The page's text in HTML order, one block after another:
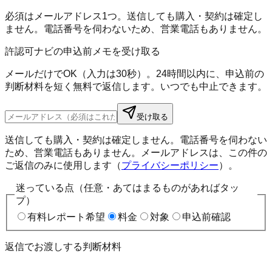
必須はメールアドレス1つ。送信しても購入・契約は確定し
ません。電話番号を伺わないため、営業電話もありません。
許認可ナビの申込前メモを受け取る
メールだけでOK（入力は30秒）。24時間以内に、申込前の
判断材料を短く無料で返信します。いつでも中止できます。
受け取る
送信しても購入・契約は確定しません。電話番号を伺わない
ため、営業電話もありません。メールアドレスは、この件の
ご返信のみに使用します（プライバシーポリシー）。
迷っている点（任意・あてはまるものがあればタッ
プ）
有料レポート希望
料金 対象 申込前確認
返信でお渡しする判断材料